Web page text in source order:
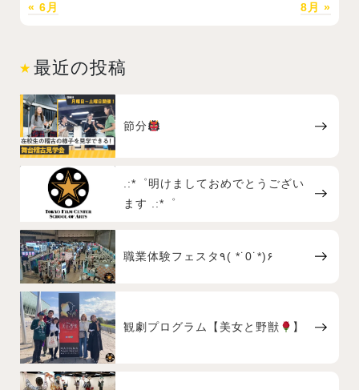
« 6月 8月 »
最近の投稿
節分
.:*゜明けましておめでとうござい
ます .:*゜
職業体験フェスタ٩( *˙0˙*)۶
観劇プログラム【美女と野獣 】